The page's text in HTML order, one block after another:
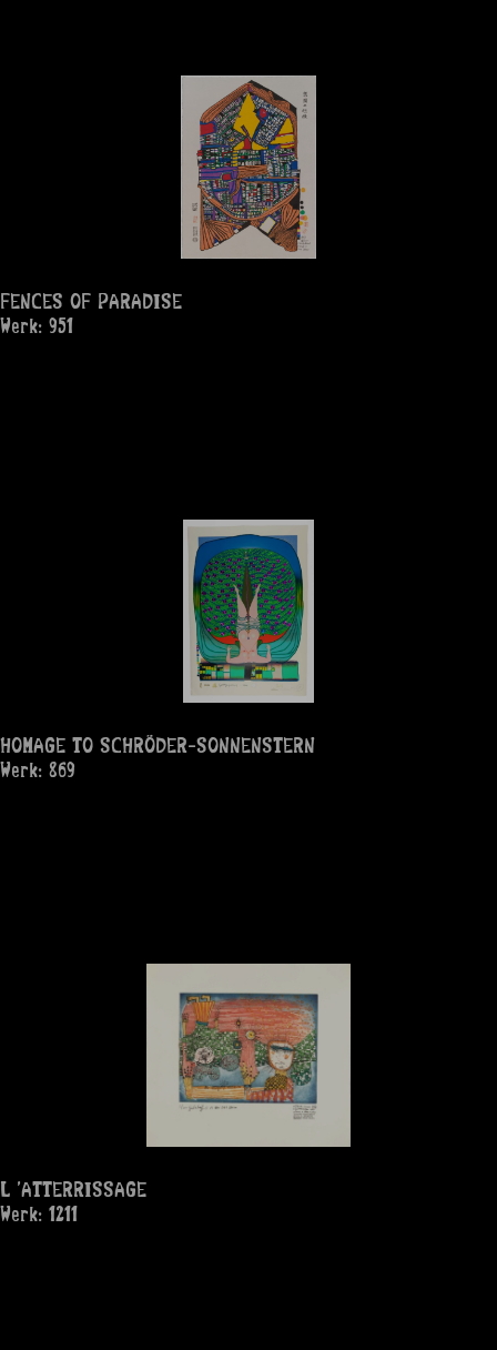
FENCES OF PARADISE
Werk: 951
HOMAGE TO SCHRÖDER-SONNENSTERN
Werk: 869
L 'ATTERRISSAGE
Werk: 1211